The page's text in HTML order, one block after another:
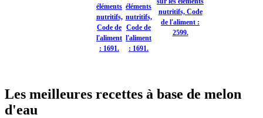
éléments
nutritifs,
Code de
l'aliment
: 1691.
éléments
nutritifs,
Code de
l'aliment
: 1691.
nutritifs, Code
de l'aliment :
2599.
Les meilleures recettes à base de melon
d'eau